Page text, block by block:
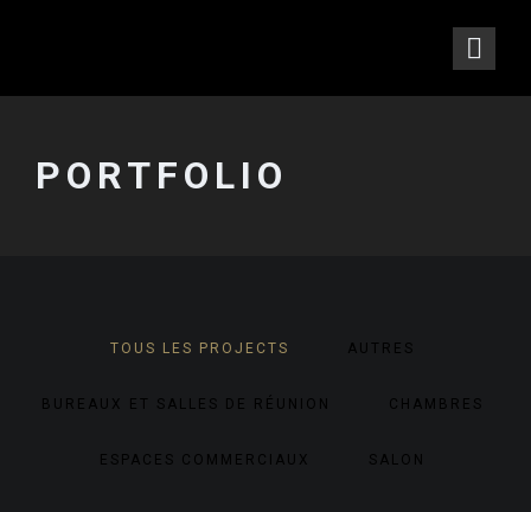
PORTFOLIO
TOUS LES PROJECTS AUTRES
BUREAUX ET SALLES DE RÉUNION CHAMBRES
ESPACES COMMERCIAUX SALON